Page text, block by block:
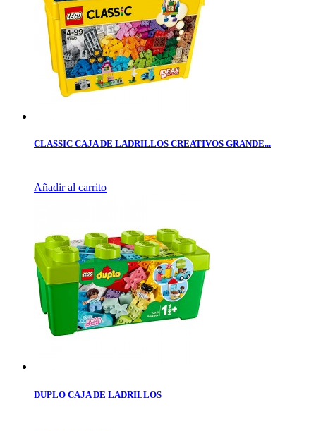
CLASSIC CAJA DE LADRILLOS CREATIVOS GRANDE...
Añadir al carrito
DUPLO CAJA DE LADRILLOS